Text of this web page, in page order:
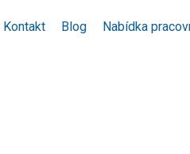
Kontakt Blog Nabídka